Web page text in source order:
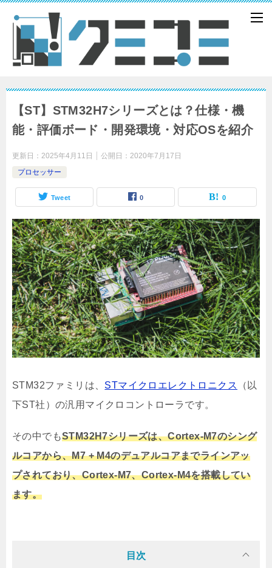
【ST】STM32H7シリーズとは？仕様・機
能・評価ボード・開発環境・対応OSを紹介
更新日： 2025年4月11日 公開日： 2020年7月17日
プロセッサー
Tweet 0 0
STM32ファミリは、 STマイクロエレクトロニクス
（以
下ST社）の汎用マイクロコントローラです。
その中でもSTM32H7シリーズは、Cortex-M7のシング
ルコアから、M7 + M4のデュアルコアまでラインアッ
プされており、Cortex-M7、Cortex-M4を搭載してい
ます。
目次